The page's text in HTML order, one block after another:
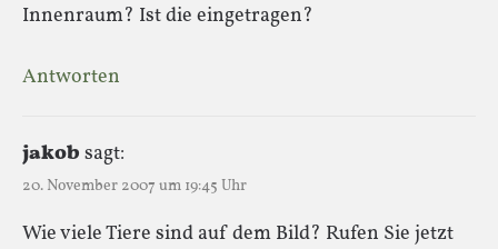
Innenraum? Ist die eingetragen?
Antworten
jakob sagt:
20. November 2007 um 19:45 Uhr
Wie viele Tiere sind auf dem Bild? Rufen Sie jetzt